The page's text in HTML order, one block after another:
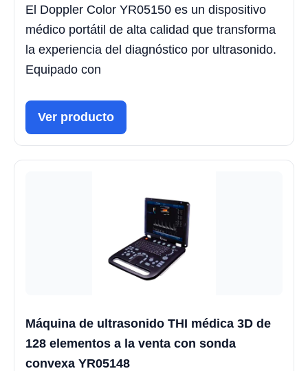
El Doppler Color YR05150 es un dispositivo
médico portátil de alta calidad que transforma
la experiencia del diagnóstico por ultrasonido.
Equipado con
Ver producto
Máquina de ultrasonido THI médica 3D de
128 elementos a la venta con sonda
convexa YR05148